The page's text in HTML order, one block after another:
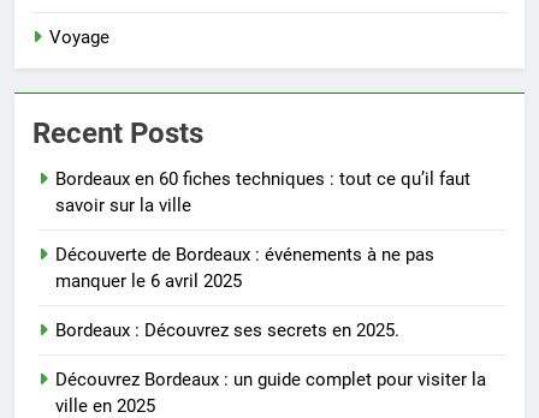
Voyage
Recent Posts
Bordeaux en 60 fiches techniques : tout ce qu’il faut
savoir sur la ville
Découverte de Bordeaux : événements à ne pas
manquer le 6 avril 2025
Bordeaux : Découvrez ses secrets en 2025.
Découvrez Bordeaux : un guide complet pour visiter la
ville en 2025